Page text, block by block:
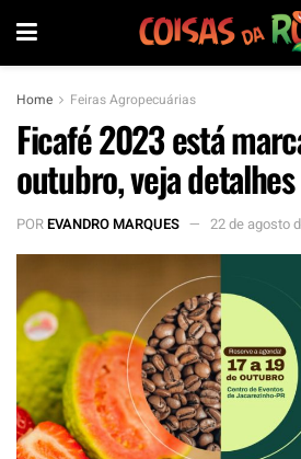
Home Feiras Agropecuárias
Ficafé 2023 está
outubro, veja detalhes
POREVANDRO MARQUES 22 de agosto